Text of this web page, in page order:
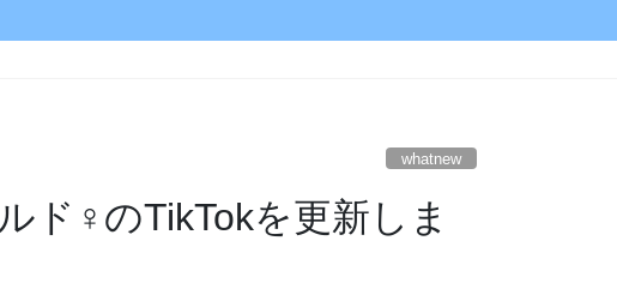
whatnew
ド♀のTikTokを更新しま